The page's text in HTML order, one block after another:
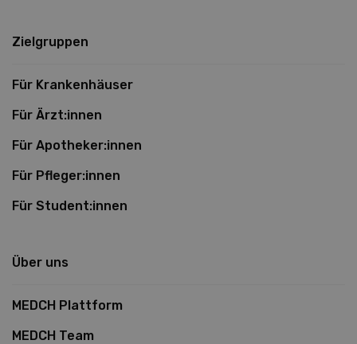
Zielgruppen
Für Krankenhäuser
Für Ärzt:innen
Für Apotheker:innen
Für Pfleger:innen
Für Student:innen
Über uns
MEDCH Plattform
MEDCH Team